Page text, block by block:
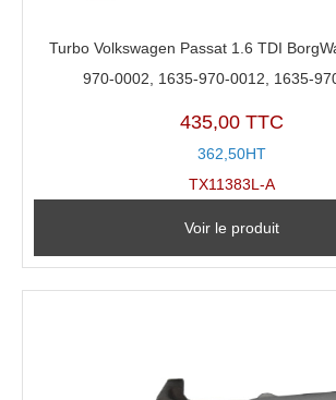
Turbo Volkswagen Passat 1.6 TDI
970-0002, 1635-970-0012, 1635-
435,00 TTC
362,50HT
TX11383L-A
Voir le produit